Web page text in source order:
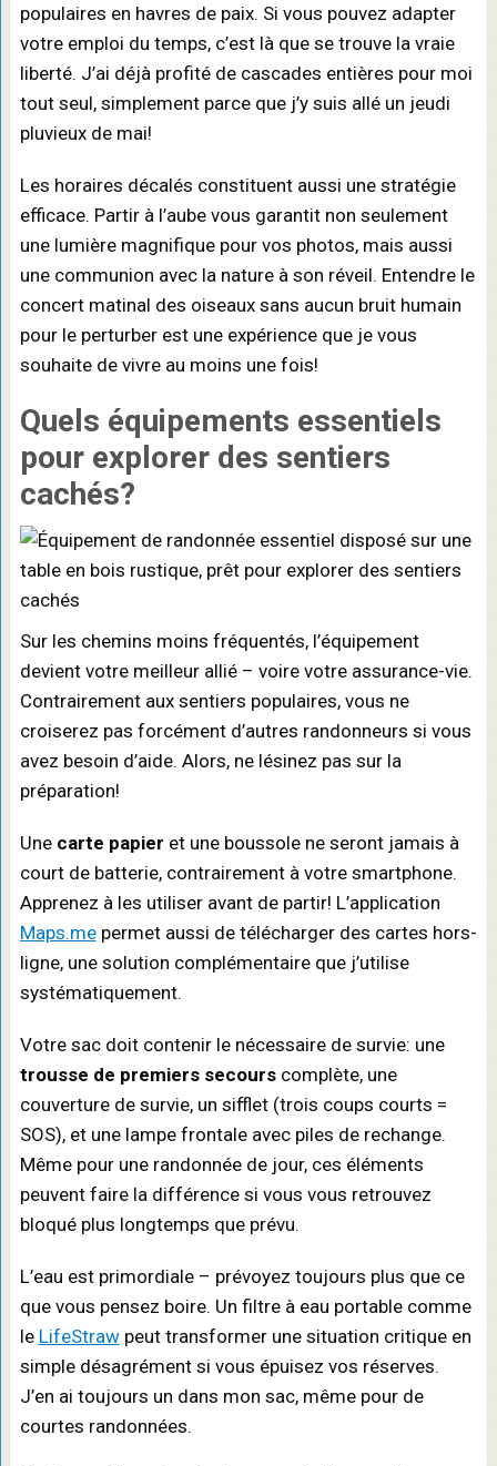
populaires en havres de paix. Si vous pouvez adapter
votre emploi du temps, c’est là que se trouve la vraie
liberté. J’ai déjà profité de cascades entières pour moi
tout seul, simplement parce que j’y suis allé un jeudi
pluvieux de mai!
Les horaires décalés constituent aussi une stratégie
efficace. Partir à l’aube vous garantit non seulement
une lumière magnifique pour vos photos, mais aussi
une communion avec la nature à son réveil. Entendre le
concert matinal des oiseaux sans aucun bruit humain
pour le perturber est une expérience que je vous
souhaite de vivre au moins une fois!
Quels équipements essentiels
pour explorer des sentiers
cachés?
Sur les chemins moins fréquentés, l’équipement
devient votre meilleur allié – voire votre assurance-vie.
Contrairement aux sentiers populaires, vous ne
croiserez pas forcément d’autres randonneurs si vous
avez besoin d’aide. Alors, ne lésinez pas sur la
préparation!
Une carte papier et une boussole ne seront jamais à
court de batterie, contrairement à votre smartphone.
Apprenez à les utiliser avant de partir! L’application
Maps.mepermet aussi de télécharger des cartes hors-
ligne, une solution complémentaire que j’utilise
systématiquement.
Votre sac doit contenir le nécessaire de survie: une
trousse de premiers secourscomplète, une
couverture de survie, un sifflet (trois coups courts =
SOS), et une lampe frontale avec piles de rechange.
Même pour une randonnée de jour, ces éléments
peuvent faire la différence si vous vous retrouvez
bloqué plus longtemps que prévu.
L’eau est primordiale – prévoyez toujours plus que ce
que vous pensez boire. Un filtre à eau portable comme
le LifeStrawpeut transformer une situation critique en
simple désagrément si vous épuisez vos réserves.
J’en ai toujours un dans mon sac, même pour de
courtes randonnées.